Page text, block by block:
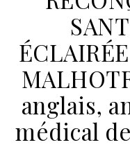
anglais,
médical